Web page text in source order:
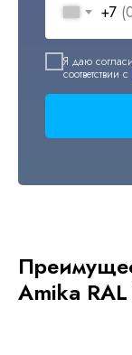
+7
Я даю
соответствии с
Amika